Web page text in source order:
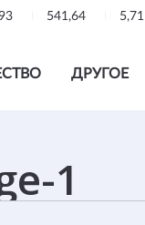
541,64 5,71
ДРУГОЕ